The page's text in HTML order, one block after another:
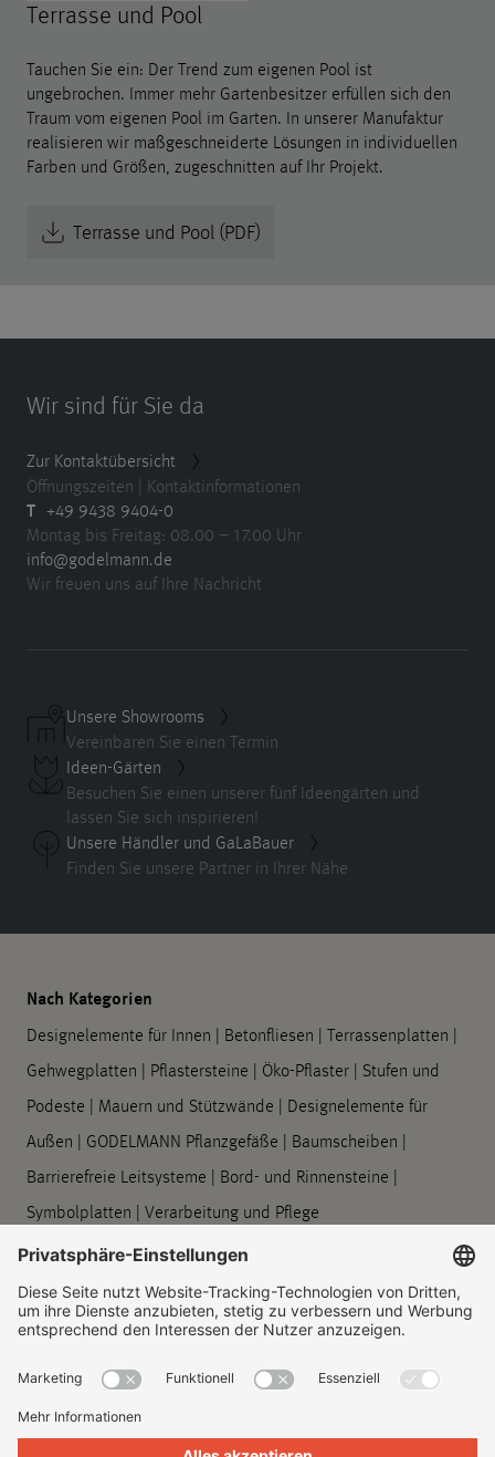
Terrasse und Pool
Tauchen Sie ein: Der Trend zum eigenen Pool ist
ungebrochen. Immer mehr Gartenbesitzer erfüllen sich den
Traum vom eigenen Pool im Garten. In unserer Manufaktur
realisieren wir maßgeschneiderte Lösungen in individuellen
Farben und Größen, zugeschnitten auf Ihr Projekt.
Terrasse und Pool (PDF)
Wir sind für Sie da
Zur Kontaktübersicht
Öffnungszeiten | Kontaktinformationen
T +49 9438 9404-0
Montag bis Freitag: 08.00 – 17.00 Uhr
info@godelmann.de
Wir freuen uns auf Ihre Nachricht
Unsere Showrooms
Vereinbaren Sie einen Termin
Ideen-Gärten
Besuchen Sie einen unserer fünf Ideengärten und
lassen Sie sich inspirieren!
Unsere Händler und GaLaBauer
Finden Sie unsere Partner in Ihrer Nähe
Nach Kategorien
Designelemente für Innen Betonfliesen Terrassenplatten
Gehwegplatten
Pflastersteine Öko-Pflaster Stufen und
Podeste
Mauern und Stützwände
Designelemente für
Außen
GODELMANN Pflanzgefäße Baumscheiben
Barrierefreie Leitsysteme
Bord- und Rinnensteine
Symbolplatten
Verarbeitung und Pflege
Unternehmen
Über uns|Standorte|Unternehmenshistorie|Kontakt|
Rechtliches| Informationspflichten